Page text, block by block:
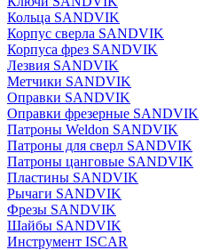
Кольца SANDVIK
Корпус сверла SANDVIK
Корпуса фрез SANDVIK
Лезвия SANDVIK
Метчики SANDVIK
Оправки SANDVIK
Оправки фрезерные SANDVIK
Патроны Weldon SANDVIK
Патроны для сверл SANDVIK
Патроны цанговые SANDVIK
Пластины SANDVIK
Рычаги SANDVIK
Фрезы SANDVIK
Шайбы SANDVIK
Инструмент ISCAR